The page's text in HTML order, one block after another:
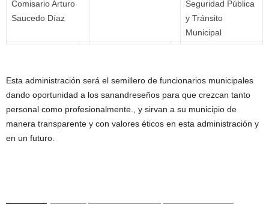
Comisario Arturo
Saucedo Díaz
Seguridad Pública
y Tránsito
Municipal
Esta administración será el semillero de funcionarios municipales
dando oportunidad a los sanandreseños para que crezcan tanto
personal como profesionalmente., y sirvan a su municipio de
manera transparente y con valores éticos en esta administración y
en un futuro.